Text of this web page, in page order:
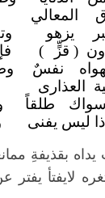
المعادن
الدود قد
نفسا بما
النصر إذ
وصبراً
الخلق
من أسد